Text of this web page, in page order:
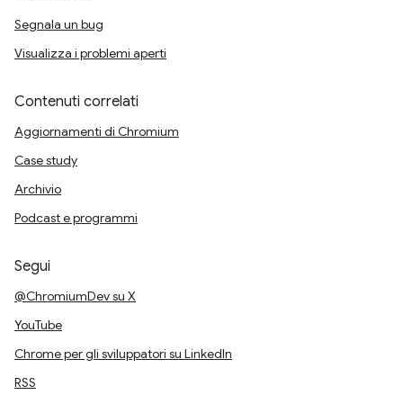
Segnala un bug
Visualizza i problemi aperti
Contenuti correlati
Aggiornamenti di Chromium
Case study
Archivio
Podcast e programmi
Segui
@ChromiumDev su X
YouTube
Chrome per gli sviluppatori su LinkedIn
RSS